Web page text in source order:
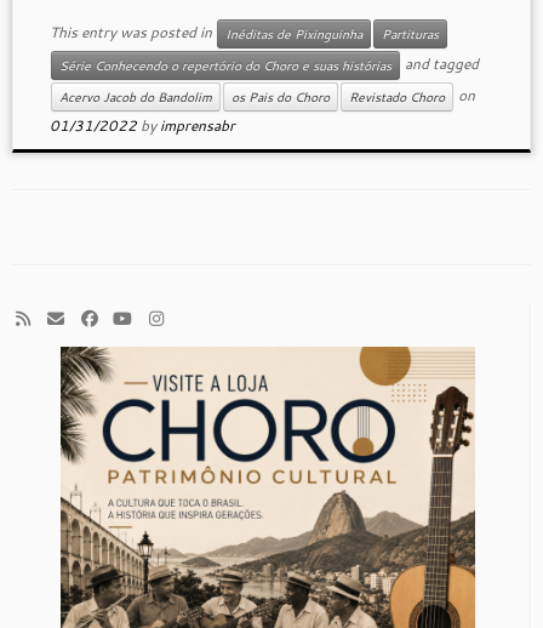
This entry was posted in Inéditas de Pixinguinha
Partituras
Série Conhecendo o repertório do Choro e suas histórias
and tagged
Acervo Jacob do Bandolim os Pais do Choro Revistado Choro
on
01/31/2022 byimprensabr